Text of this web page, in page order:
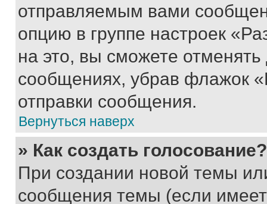
отправляемым вами
опцию в группе настроек
на это, вы сможете
сообщениях, убрав флажок
отправки сообщения.
Вернуться наверх
» Как создать голосование?
При создании новой темы
сообщения темы (если